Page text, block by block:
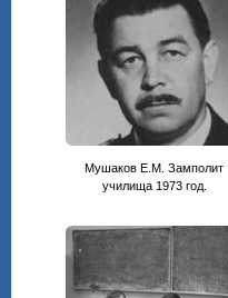
Мушаков Е.М. Замполит
училища 1973 год.